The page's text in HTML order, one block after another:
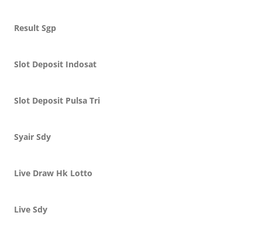
Result Sgp
Slot Deposit Indosat
Slot Deposit Pulsa Tri
Syair Sdy
Live Draw Hk Lotto
Live Sdy